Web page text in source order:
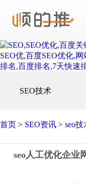
SEO技术
首页 > SEO资讯 > seo技
seo人工优化企业